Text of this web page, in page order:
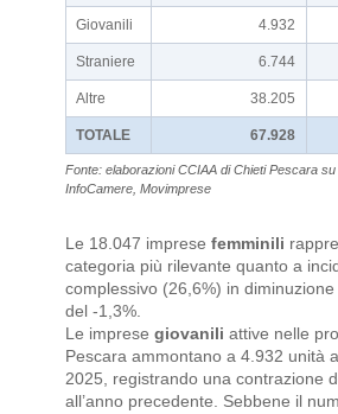
Giovanili 4.932
Straniere 6.744
Altre 38.205
TOTALE 67.928
Fonte: elaborazioni CCIAA di Chieti Pescara
InfoCamere, Movimprese
Le 18.047 imprese femminili
categoria più rilevante quanto a
complessivo (26,6%) in
del -1,3%.
Le imprese giovanili attive nelle
Pescara ammontano a 4.932 unità
2025, registrando una contrazione
all’anno precedente. Sebbene il